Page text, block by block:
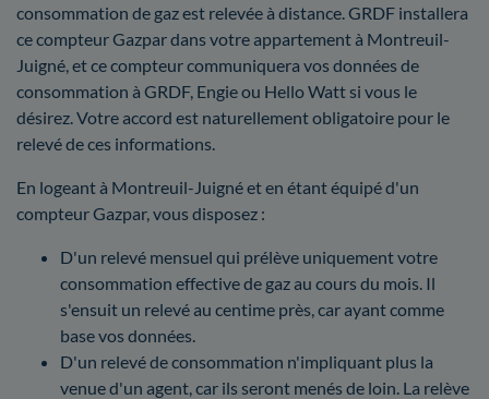
consommation de gaz est relevée à distance. GRDF installera
ce compteur Gazpar dans votre appartement à Montreuil-
Juigné, et ce compteur communiquera vos données de
consommation à GRDF, Engie ou Hello Watt si vous le
désirez. Votre accord est naturellement obligatoire pour le
relevé de ces informations.
En logeant à Montreuil-Juigné et en étant équipé d'un
compteur Gazpar, vous disposez :
D'un relevé mensuel qui prélève uniquement votre
consommation effective de gaz au cours du mois. Il
s'ensuit un relevé au centime près, car ayant comme
base vos données.
D'un relevé de consommation n'impliquant plus la
venue d'un agent, car ils seront menés de loin. La relève